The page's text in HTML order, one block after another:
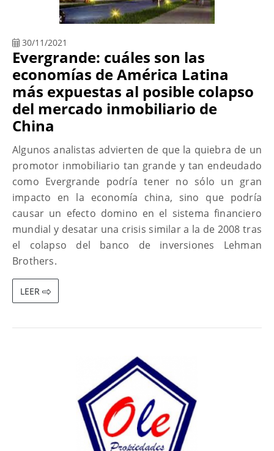
30/11/2021
Evergrande: cuáles son las
economías de América Latina
más expuestas al posible colapso
del mercado inmobiliario de
China
Algunos analistas advierten de que la quiebra de un
promotor inmobiliario tan grande y tan endeudado
como Evergrande podría tener no sólo un gran
impacto en la economía china, sino que podría
causar un efecto domino en el sistema financiero
mundial y desatar una crisis similar a la de 2008 tras
el colapso del banco de inversiones Lehman
Brothers.
LEER